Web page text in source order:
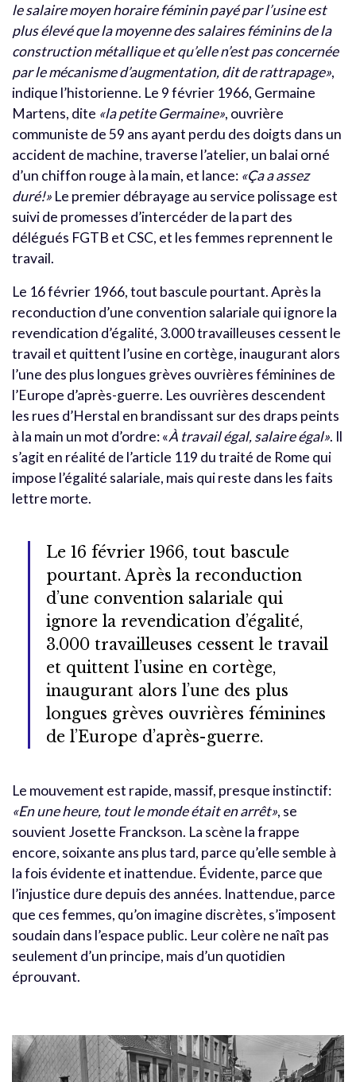
le salaire moyen horaire féminin payé par l’usine est
plus élevé que la moyenne des salaires féminins de la
construction métallique et qu’elle n’est pas concernée
par le mécanisme d’augmentation, dit de rattrapage»,
indique l’historienne. Le 9 février 1966, Germaine
Martens, dite «la petite Germaine», ouvrière
communiste de 59 ans ayant perdu des doigts dans un
accident de machine, traverse l’atelier, un balai orné
d’un chiffon rouge à la main, et lance: «Ça a assez
duré!» Le premier débrayage au service polissage est
suivi de promesses d’intercéder de la part des
délégués FGTB et CSC, et les femmes reprennent le
travail.
Le 16 février 1966, tout bascule pourtant. Après la
reconduction d’une convention salariale qui ignore la
revendication d’égalité, 3.000 travailleuses cessent le
travail et quittent l’usine en cortège, inaugurant alors
l’une des plus longues grèves ouvrières féminines de
l’Europe d’après-guerre. Les ouvrières descendent
les rues d’Herstal en brandissant sur des draps peints
à la main un mot d’ordre: «À travail égal, salaire égal». Il
s’agit en réalité de l’article 119 du traité de Rome qui
impose l’égalité salariale, mais qui reste dans les faits
lettre morte.
Le 16 février 1966, tout bascule
pourtant. Après la reconduction
d’une convention salariale qui
ignore la revendication d’égalité,
3.000 travailleuses cessent le travail
et quittent l’usine en cortège,
inaugurant alors l’une des plus
longues grèves ouvrières féminines
de l’Europe d’après-guerre.
Le mouvement est rapide, massif, presque instinctif:
«En une heure, tout le monde était en arrêt», se
souvient Josette Franckson. La scène la frappe
encore, soixante ans plus tard, parce qu’elle semble à
la fois évidente et inattendue. Évidente, parce que
l’injustice dure depuis des années. Inattendue, parce
que ces femmes, qu’on imagine discrètes, s’imposent
soudain dans l’espace public. Leur colère ne naît pas
seulement d’un principe, mais d’un quotidien
éprouvant.